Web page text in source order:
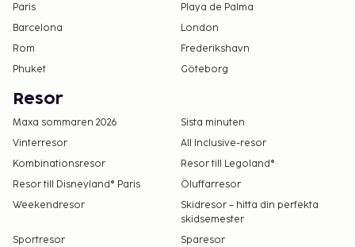
Paris
Playa de Palma
Barcelona
London
Rom
Frederikshavn
Phuket
Göteborg
Resor
Maxa sommaren 2026
Sista minuten
Vinterresor
All Inclusive-resor
Kombinationsresor
Resor till Legoland®
Resor till Disneyland® Paris
Öluffarresor
Weekendresor
Skidresor – hitta din perfekta
skidsemester
Sportresor
Sparesor